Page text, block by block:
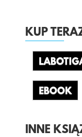
KUP
EBOOK
INNE